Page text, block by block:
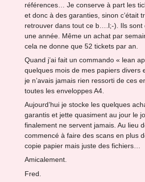
références… Je conserve à part les
et donc à des garanties, sinon c’était
retrouver dans tout ce b….l;-). Ils sont
une année. Même un achat par
cela ne donne que 52 tickets par an.
Quand j’ai fait un commando « lean
quelques mois de mes papiers divers
je n’avais jamais rien ressorti de ces
toutes les enveloppes A4.
Aujourd’hui je stocke les quelques
garantis et jette quasiment au jour le
finalement ne servent jamais. Au lieu
commencé à faire des scans en plus
copie papier mais juste des fichiers…
Amicalement.
Fred.